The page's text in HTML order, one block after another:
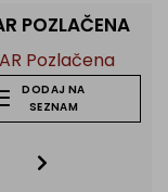
POZLAČENA
DODAJ NA
SEZNAM